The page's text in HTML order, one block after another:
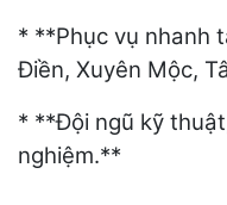
* **Phục vụ nhanh
Điền, Xuyên Mộc,
* **Đội ngũ kỹ
nghiệm.**